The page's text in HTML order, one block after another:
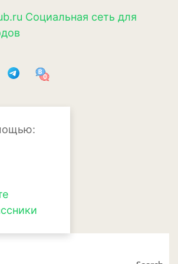
Социальная сеть для